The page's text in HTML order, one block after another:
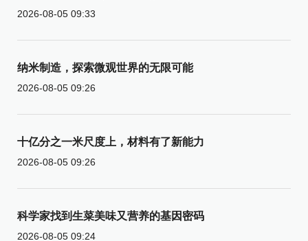
2026-08-05 09:33
纳米制造，探索微观世界的无限可能
2026-08-05 09:26
十亿分之一米尺度上，材料有了新能力
2026-08-05 09:26
科学家找到生菜美味又营养的基因密码
2026-08-05 09:24